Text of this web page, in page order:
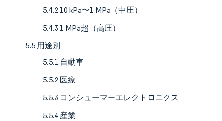
5.4.2 10 kPa〜1 MPa（中圧）
5.4.3 1 MPa超（高圧）
5.5 用途別
5.5.1 自動車
5.5.2 医療
5.5.3 コンシューマーエレクトロニクス
5.5.4 産業